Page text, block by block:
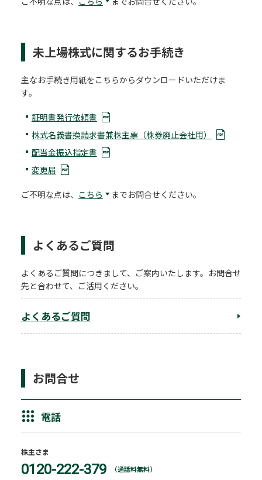
未上場株式に関するお手続き
主なお手続き用紙をこちらからダウンロードいただけま
す。
証明書発行依頼書
株式名義書換請求書兼株主票（株券廃止会社用）
配当金振込指定書
変更届
ご不明な点は、 こちら までお問合せください。
よくあるご質問
よくあるご質問につきまして、ご案内いたします。お問合せ
先と合わせて、ご活用ください。
よくあるご質問
お問合せ
電話
株主さま
0120-222-379 （通話料無料）